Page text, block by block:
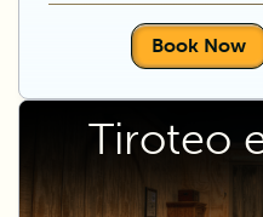
Book Now
Tiroteo